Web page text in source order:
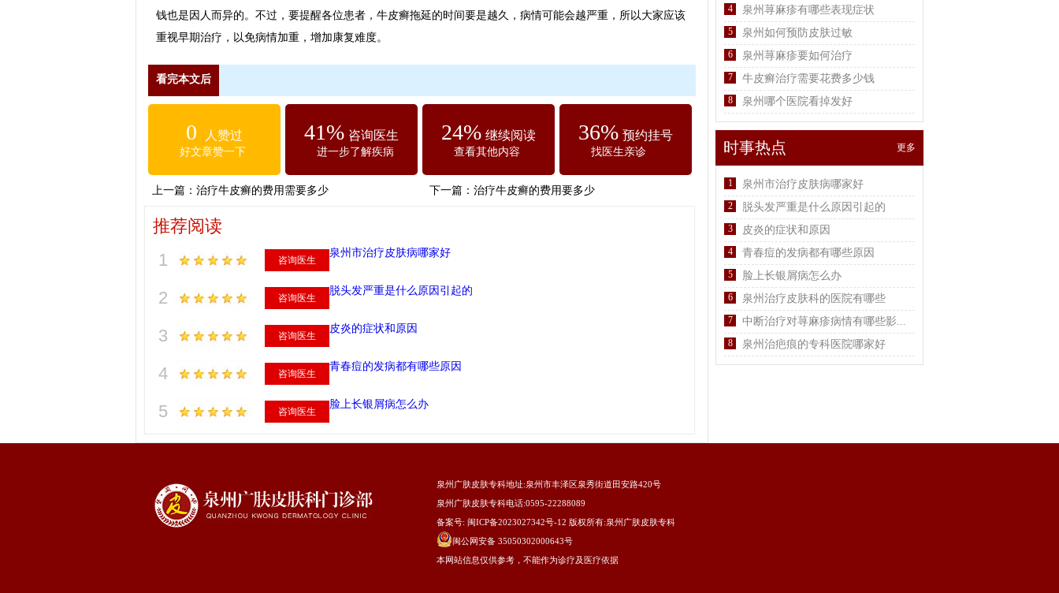
钱也是因人而异的。不过，要提醒各位患者，牛皮癣拖延的时间要是越久，病情可能会越严重，所以大家应该
重视早期治疗，以免病情加重，增加康复难度。
看完本文后
0 人赞过
好文章赞一下
41% 咨询医生
进一步了解疾病
24% 继续阅读
查看其他内容
36% 预约挂号
找医生亲诊
上一篇： 治疗牛皮癣的费用需要多少 下一篇： 治疗牛皮癣的费用要多少
推荐阅读
1
泉州市治疗皮肤病哪家好
咨询医生
2 脱头发严重是什么原因引起的
咨询医生
3 皮炎的症状和原因
咨询医生
4 青春痘的发病都有哪些原因
咨询医生
5 脸上长银屑病怎么办
咨询医生
4 泉州荨麻疹有哪些表现症状
5 泉州如何预防皮肤过敏
6 泉州荨麻疹要如何治疗
7 牛皮癣治疗需要花费多少钱
8 泉州哪个医院看掉发好
时事热点 更多
1 泉州市治疗皮肤病哪家好
2 脱头发严重是什么原因引起的
3 皮炎的症状和原因
4 青春痘的发病都有哪些原因
5 脸上长银屑病怎么办
6 泉州治疗皮肤科的医院有哪些
7 中断治疗对荨麻疹病情有哪些影...
8 泉州治疤痕的专科医院哪家好
泉州广肤皮肤专科地址:泉州市丰泽区泉秀街道田安路420号
泉州广肤皮肤专科电话:0595-22288089
备案号: 闽ICP备2023027342号-12 版权所有:泉州广肤皮肤专科
闽公网安备 35050302000643号
本网站信息仅供参考，不能作为诊疗及医疗依据